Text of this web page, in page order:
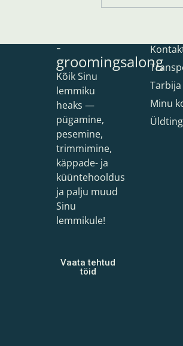
-
groomingsalong
Kõik Sinu
lemmiku
heaks —
pügamine,
pesemine,
trimmimine,
käppade- ja
küüntehooldus
ja palju muud
Sinu
lemmikule!
Vaata tehtud
töid
Minu